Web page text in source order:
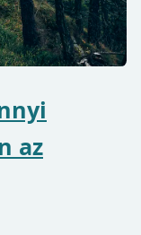
az